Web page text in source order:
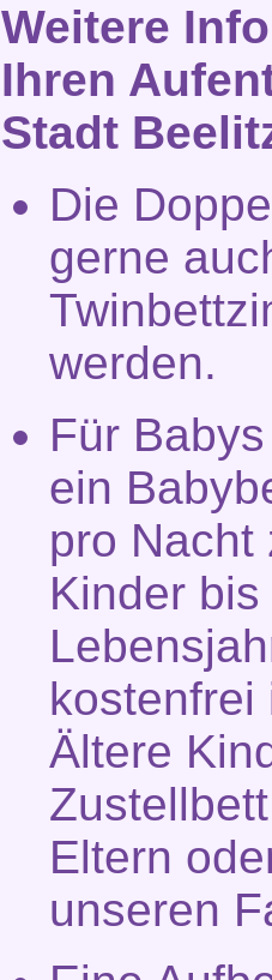
Weitere
Ihren
Stadt
Die
gerne
werden.
Für
ein
pro Nacht
Kinder
kostenfrei
Ältere
Eltern
unseren